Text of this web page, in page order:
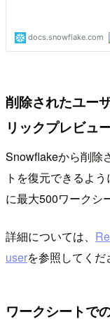
削除されたユー
リックプレビュ
Snowflakeから削除
トを復元できるよ
に最大500ワークシ
詳細については、
userを参照してくだ
ワークシートで